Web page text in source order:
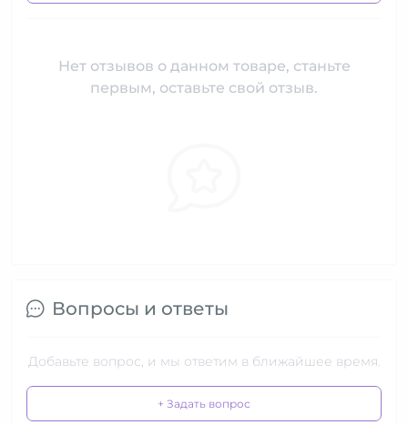
Нет отзывов о данном товаре, станьте
первым, оставьте свой отзыв.
Вопросы и ответы
Добавьте вопрос, и мы ответим в ближайшее время.
+ Задать вопрос